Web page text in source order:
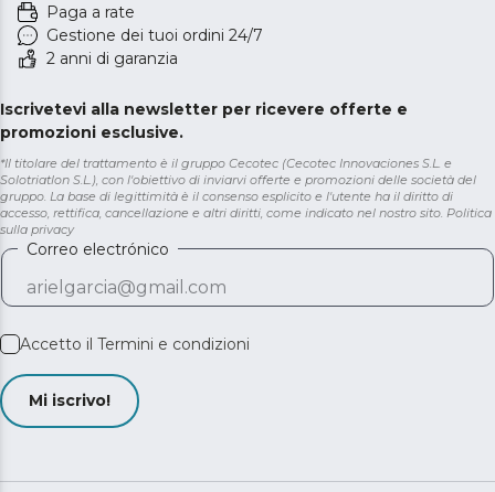
Paga a rate
Gestione dei tuoi ordini 24/7
2 anni di garanzia
Iscrivetevi alla newsletter per ricevere offerte e
promozioni esclusive.
*Il titolare del trattamento è il gruppo Cecotec (Cecotec Innovaciones S.L. e
Solotriatlon S.L.), con l'obiettivo di inviarvi offerte e promozioni delle società del
gruppo. La base di legittimità è il consenso esplicito e l'utente ha il diritto di
accesso, rettifica, cancellazione e altri diritti, come indicato nel nostro sito. Politica
sulla privacy
Correo electrónico
Accetto il Termini e condizioni
Mi iscrivo!